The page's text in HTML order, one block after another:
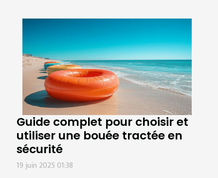
Guide complet pour choisir et
utiliser une bouée tractée en
sécurité
19 juin 2025 01:38